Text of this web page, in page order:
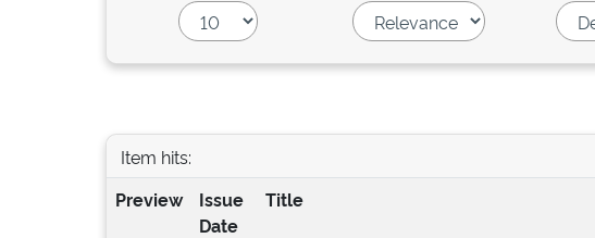
Item hits:
Preview
Issue
Date
Title